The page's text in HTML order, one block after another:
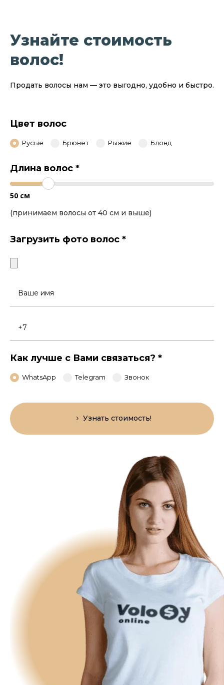
Узнайте стоимость
волос!
Продать волосы нам — это выгодно, удобно и быстро.
Цвет волос
Русые Брюнет Рыжие Блонд
Длина волос *
50 см
(принимаем волосы от 40 см и выше)
Загрузить фото волос *
Ваше
имя
Номер
телефона
Как лучше с Вами связаться? *
WhatsApp Telegram Звонок
Узнать стоимость!